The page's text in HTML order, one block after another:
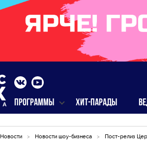
ПРОГРАММЫ ХИТ-ПАРАДЫ
Новости > Новости шоу-бизнеса > Пост-релиз